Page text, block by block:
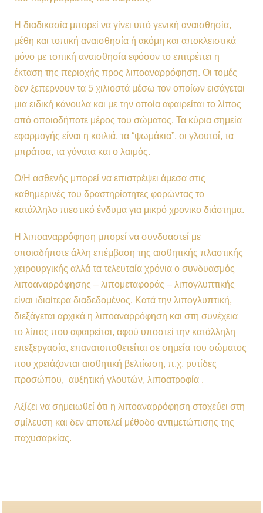
Η διαδικασία μπορεί να γίνει υπό γενική αναισθησία,
μέθη και τοπική αναισθησία ή ακόμη και αποκλειστικά
μόνο με τοπική αναισθησία εφόσον το επιτρέπει η
έκταση της περιοχής προς λιποαναρρόφηση. Οι τομές
δεν ξεπερνουν τα 5 χιλιοστά μέσω τον οποίων εισάγεται
μια ειδική κάνουλα και με την οποία αφαιρείται το λίπος
από οποιοδήποτε μέρος του σώματος. Τα κύρια σημεία
εφαρμογής είναι η κοιλιά, τα “ψωμάκια”, οι γλουτοί, τα
μπράτσα, τα γόνατα και ο λαιμός.
Ο/Η ασθενής μπορεί να επιστρέψει άμεσα στις
καθημερινές του δραστηρίοτητες φορώντας το
κατάλληλο πιεστικό ένδυμα για μικρό χρονικο διάστημα.
Η λιποαναρρόφηση μπορεί να συνδυαστεί με
οποιαδήποτε άλλη επέμβαση της αισθητικής πλαστικής
χειρουργικής αλλά τα τελευταία χρόνια ο συνδυασμός
λιποαναρρόφησης – λιπομεταφοράς – λιπογλυπτικής
είναι ιδιαίτερα διαδεδομένος. Κατά την λιπογλυπτική,
διεξάγεται αρχικά η λιποαναρρόφηση και στη συνέχεια
το λίπος που αφαιρείται, αφού υποστεί την κατάλληλη
επεξεργασία, επανατοποθετείται σε σημεία του σώματος
που χρειάζονται αισθητική βελτίωση, π.χ. ρυτίδες
προσώπου, αυξητική γλουτών, λιποατροφία .
Αξίζει να σημειωθεί ότι η λιποαναρρόφηση στοχεύει στη
σμίλευση και δεν αποτελεί μέθοδο αντιμετώπισης της
παχυσαρκίας.